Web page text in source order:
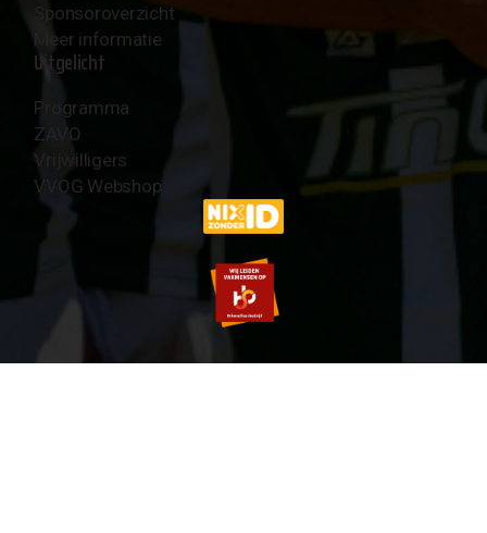
Sponsoroverzicht
Meer informatie
Uitgelicht
Programma
ZAVO
Vrijwilligers
VVOG Webshop